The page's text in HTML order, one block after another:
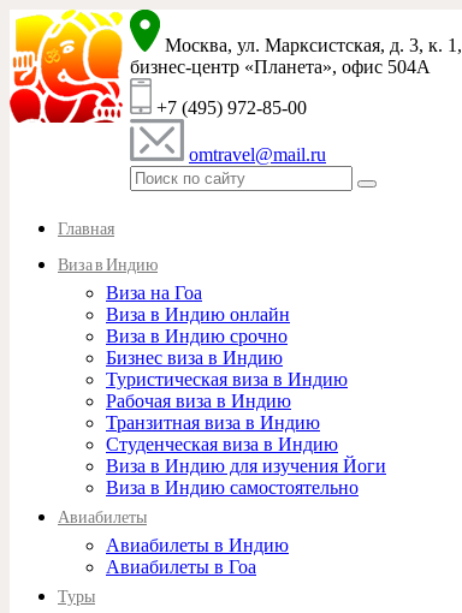
Москва, ул. Марксистская, д. 3, к. 1,
бизнес-центр «Планета», офис 504A
+7 (495) 972-85-00
omtravel@mail.ru
Главная
Виза в Индию
Виза на Гоа
Виза в Индию онлайн
Виза в Индию срочно
Бизнес виза в Индию
Туристическая виза в Индию
Рабочая виза в Индию
Транзитная виза в Индию
Студенческая виза в Индию
Виза в Индию для изучения Йоги
Виза в Индию самостоятельно
Авиабилеты
Авиабилеты в Индию
Авиабилеты в Гоа
Туры